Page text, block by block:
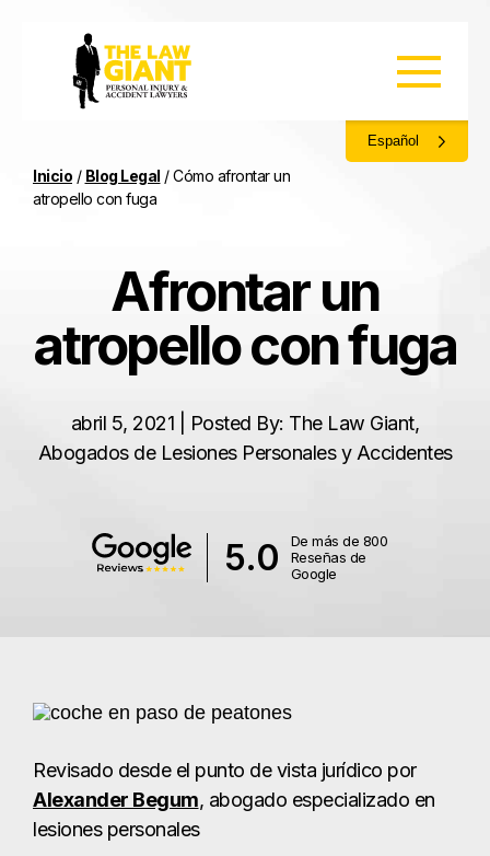
Español
Inicio / Blog Legal /Cómo afrontar un
atropello con fuga
5.0
De más de 800
Reseñas de
Google
Afrontar un
atropello con fuga
abril 5, 2021 | Posted By: The Law Giant,
Abogados de Lesiones Personales y Accidentes
Revisado desde el punto de vista jurídico por
Alexander Begum, abogado especializado en
lesiones personales